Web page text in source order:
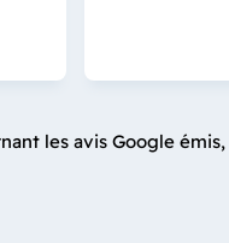
les avis Google